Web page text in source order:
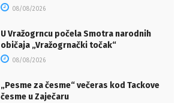
08/08/2026
U Vražogrncu počela Smotra narodnih
običaja „Vražogrnački točak“
08/08/2026
„Pesme za česme“ večeras kod Tackove
česme u Zaječaru